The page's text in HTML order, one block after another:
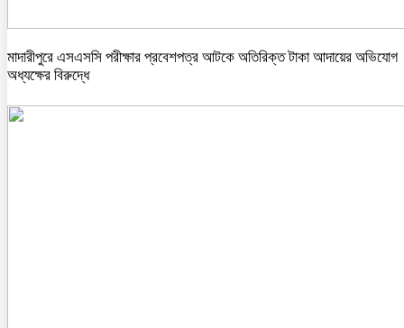
মাদারীপুরে এসএসসি পরীক্ষার প্রবেশপত্র আটকে অতিরিক্ত টাকা আদায়ের অভিযোগ
অধ্যক্ষের বিরুদ্ধে